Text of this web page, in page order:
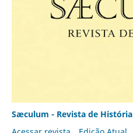
Sæculum - Revista de História